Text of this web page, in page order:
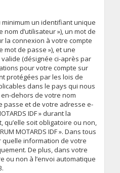
un identifiant unique
d’utilisateur »), un mot de
la connexion à votre compte
mot de passe »), et une
(désignée ci-après par
pour votre compte sur
protégées par les lois de
dans le pays qui nous
dehors de votre nom
passe et de votre adresse e-
IDF » durant la
qu’elle soit obligatoire ou non,
MOTARDS IDF ». Dans tous
quelle information de votre
De plus, dans votre
ou non à l’envoi automatique